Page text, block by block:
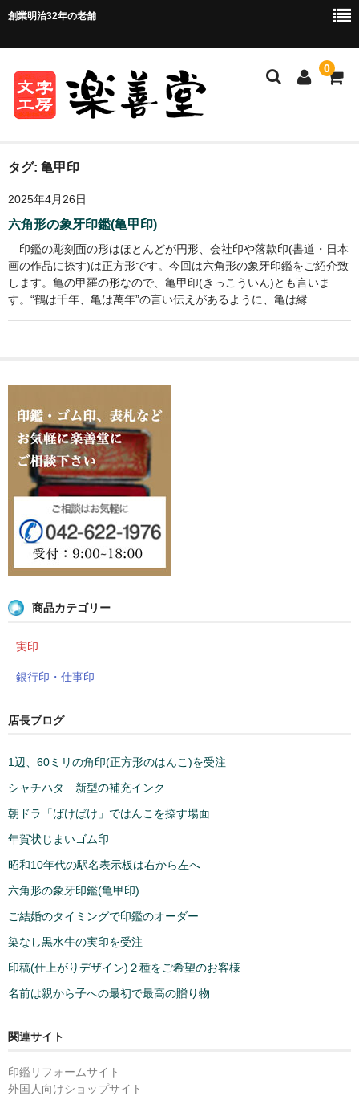
創業明治32年の老舗
0
ホーム
ご注文方法
ご注文の流れ
お支払い方法・送料について
店舗情報
店舗沿革
関連サイト
印鑑リフォーム
外国人向けショップ
タグ: 亀甲印
2025年4月26日
六角形の象牙印鑑(亀甲印)
印鑑の彫刻面の形はほとんどが円形、会社印や落款印(書道・日本
画の作品に捺す)は正方形です。今回は六角形の象牙印鑑をご紹介致
します。亀の甲羅の形なので、亀甲印(きっこういん)とも言いま
す。“鶴は千年、亀は萬年”の言い伝えがあるように、亀は縁…
商品カテゴリー
実印
銀行印・仕事印
店長ブログ
1辺、60ミリの角印(正方形のはんこ)を受注
シャチハタ 新型の補充インク
朝ドラ「ばけばけ」ではんこを捺す場面
年賀状じまいゴム印
昭和10年代の駅名表示板は右から左へ
六角形の象牙印鑑(亀甲印)
ご結婚のタイミングで印鑑のオーダー
染なし黒水牛の実印を受注
印稿(仕上がりデザイン)２種をご希望のお客様
名前は親から子への最初で最高の贈り物
関連サイト
印鑑リフォームサイト
外国人向けショップサイト